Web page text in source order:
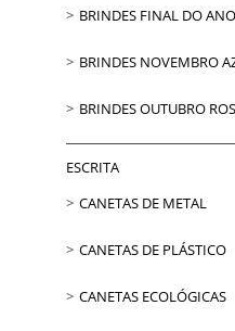
BRINDES FINAL DO ANO
BRINDES NOVEMBRO
BRINDES OUTUBRO
ESCRITA
CANETAS DE METAL
CANETAS DE PLÁSTICO
CANETAS ECOLÓGICAS